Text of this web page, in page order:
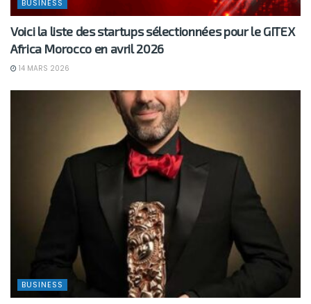
BUSINESS
Voici la liste des startups sélectionnées pour le GITEX
Africa Morocco en avril 2026
14 MARS 2026
BUSINESS